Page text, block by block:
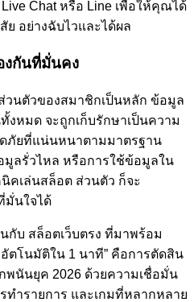
Chat หรือ Line เพื่อให้คุณได้
อย่างฉับไวและได้ผล
งกันที่มั่นคง
วนตัวของสมาชิกเป็นหลัก ข้อมูล
งหมด จะถูกเก็บรักษาเป็นความ
ภัยที่แน่นหนาตามมาตรฐาน
มูลรั่วไหล หรือการใช้ข้อมูลใน
คเล่นสล็อต ส่วนตัว ก็จะ
มั่นใจได้
กับ สล็อตเว็บตรง ที่มาพร้อม
อัตโนมัติใน 1 นาที” คือการตัดสิน
นันยุค 2026 ด้วยความเชื่อมั่น
ำรายการ และเกมที่หลากหลาย